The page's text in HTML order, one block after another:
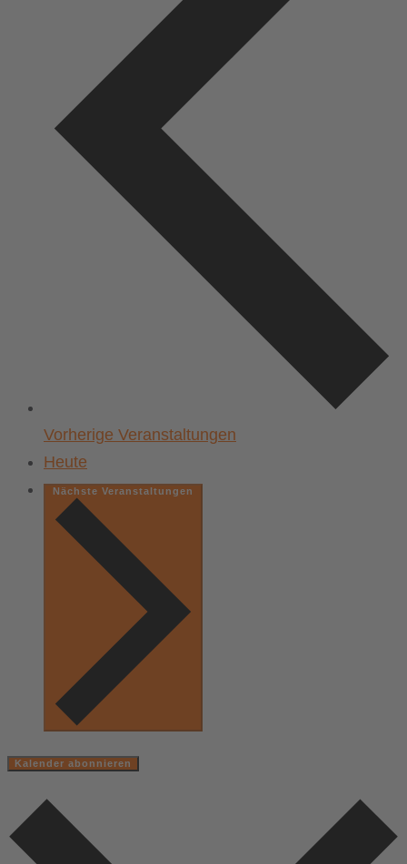
Vorherige Veranstaltungen
Heute
Nächste Veranstaltungen
Kalender abonnieren